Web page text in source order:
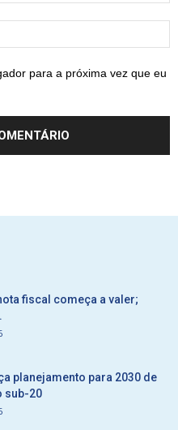
para a próxima vez que eu
fiscal começa a valer;
planejamento para 2030 de
sub-20